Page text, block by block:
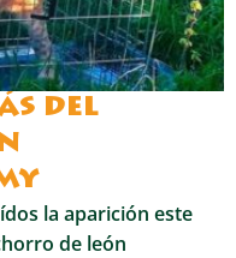
del
la aparición este
de león